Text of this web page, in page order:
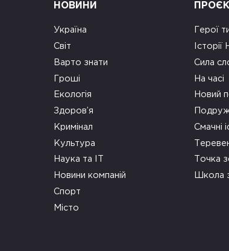
НОВИНИ
Україна
Світ
Варто знати
Гроші
Екологія
Здоров’я
Кримінал
Культура
Наука та ІТ
Новини компаній
Спорт
Місто
Герої
Сила
На часі
Новий
Смачні
Точка
Школа